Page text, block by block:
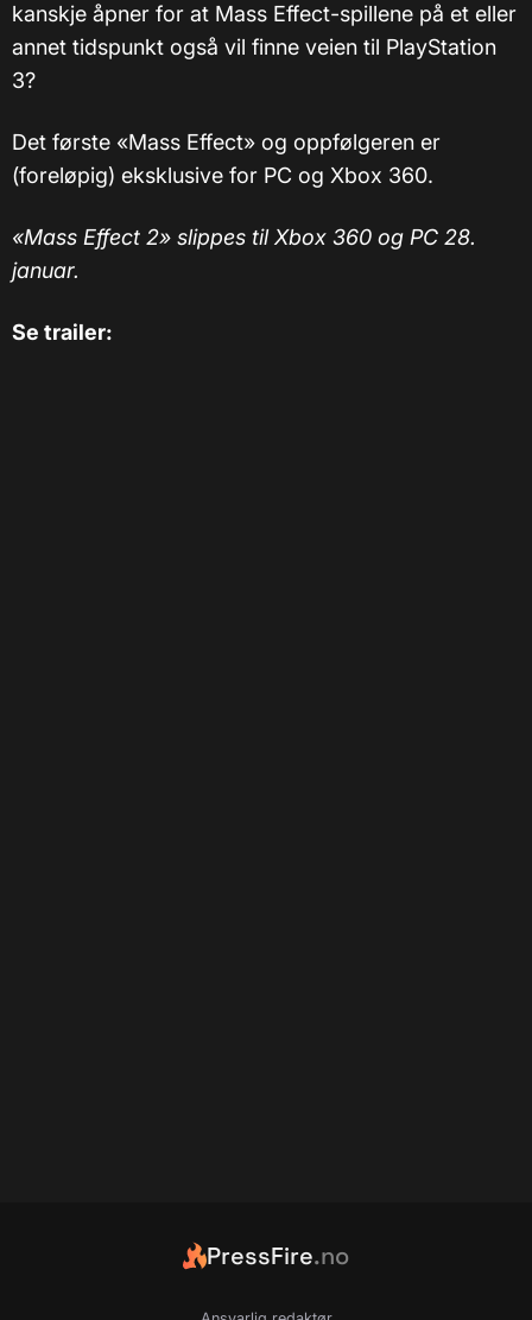
kanskje åpner for at Mass Effect-spillene på et eller
annet tidspunkt også vil finne veien til PlayStation
3?
Det første «Mass Effect» og oppfølgeren er
(foreløpig) eksklusive for PC og Xbox 360.
«Mass Effect 2» slippes til Xbox 360 og PC 28.
januar.
Se trailer:
PressFire.no